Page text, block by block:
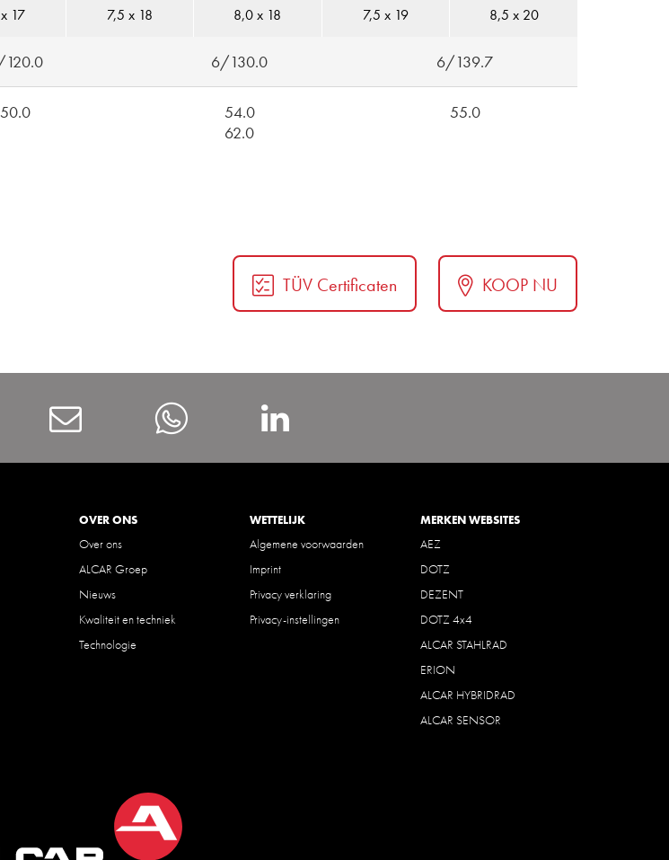
17 7,5 x 18 8,0 x 18 7,5 x 19 8,5 x 20
6/130.0 6/139.7
50.0
54.0
62.0
55.0
TÜV Certificaten KOOP NU
AlcarBenelux
ContactWhatsapphttps://www.linkedin.com/
OVER ONS
Over ons
ALCAR Groep
Nieuws
Kwaliteit en techniek
Technologie
WETTELIJK
Algemene voorwaarden
Imprint
Privacy verklaring
Privacy-instellingen
MERKEN WEBSITES
AEZ
DOTZ
DEZENT
DOTZ 4x4
ALCAR STAHLRAD
ERION
ALCAR HYBRIDRAD
ALCAR SENSOR